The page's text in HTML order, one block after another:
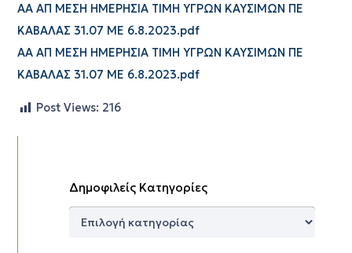
ΑΑ ΑΠ ΜΕΣΗ ΗΜΕΡΗΣΙΑ ΤΙΜΗ ΥΓΡΩΝ ΚΑΥΣΙΜΩΝ ΠΕ
ΚΑΒΑΛΑΣ 31.07 ΜΕ 6.8.2023.pdf
ΑΑ ΑΠ ΜΕΣΗ ΗΜΕΡΗΣΙΑ ΤΙΜΗ ΥΓΡΩΝ ΚΑΥΣΙΜΩΝ ΠΕ
ΚΑΒΑΛΑΣ 31.07 ΜΕ 6.8.2023.pdf
Post Views: 216
Δημοφιλείς Κατηγορίες
Δημοφιλείς